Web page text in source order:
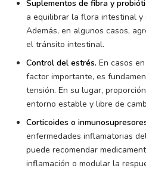
Suplementos de fibra y
a equilibrar la flora intestinal y
Además, en algunos casos,
el tránsito intestinal.
Control del estrés. En casos
factor importante, es
tensión. En su lugar,
entorno estable y libre de
Corticoides o
enfermedades inflamatorias
puede recomendar
inflamación o modular la